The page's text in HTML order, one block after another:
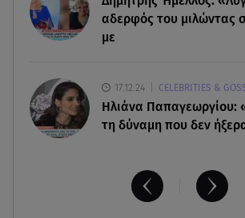
αδερφός του μιλώντας
με
17.12.24 CELEBRITIES &
Ηλιάνα Παπαγεωργίου:
τη δύναμη που δεν